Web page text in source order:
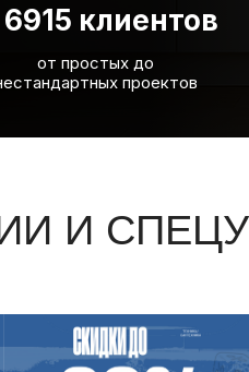
6915 клиентов
от простых до
проектов
И